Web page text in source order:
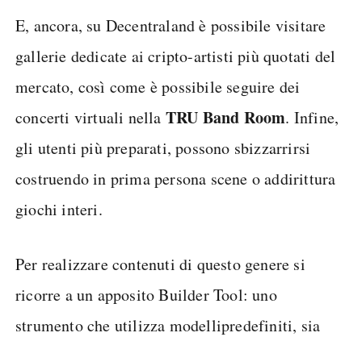
E, ancora, su Decentraland è possibile visitare
gallerie dedicate ai cripto-artisti più quotati del
mercato, così come è possibile seguire dei
concerti virtuali nella TRU Band Room. Infine,
gli utenti più preparati, possono sbizzarrirsi
costruendo in prima persona scene o addirittura
giochi interi.
Per realizzare contenuti di questo genere si
ricorre a un apposito Builder Tool: uno
strumento che utilizza modellipredefiniti, sia